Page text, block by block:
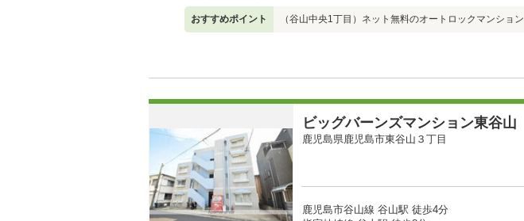
おすすめポイント （谷山中央1丁目）ネット無料のオートロックマンション
ビッグバーンズマンション東谷山
鹿児島県鹿児島市東谷山３丁目
鹿児島市谷山線 谷山駅 徒歩4分